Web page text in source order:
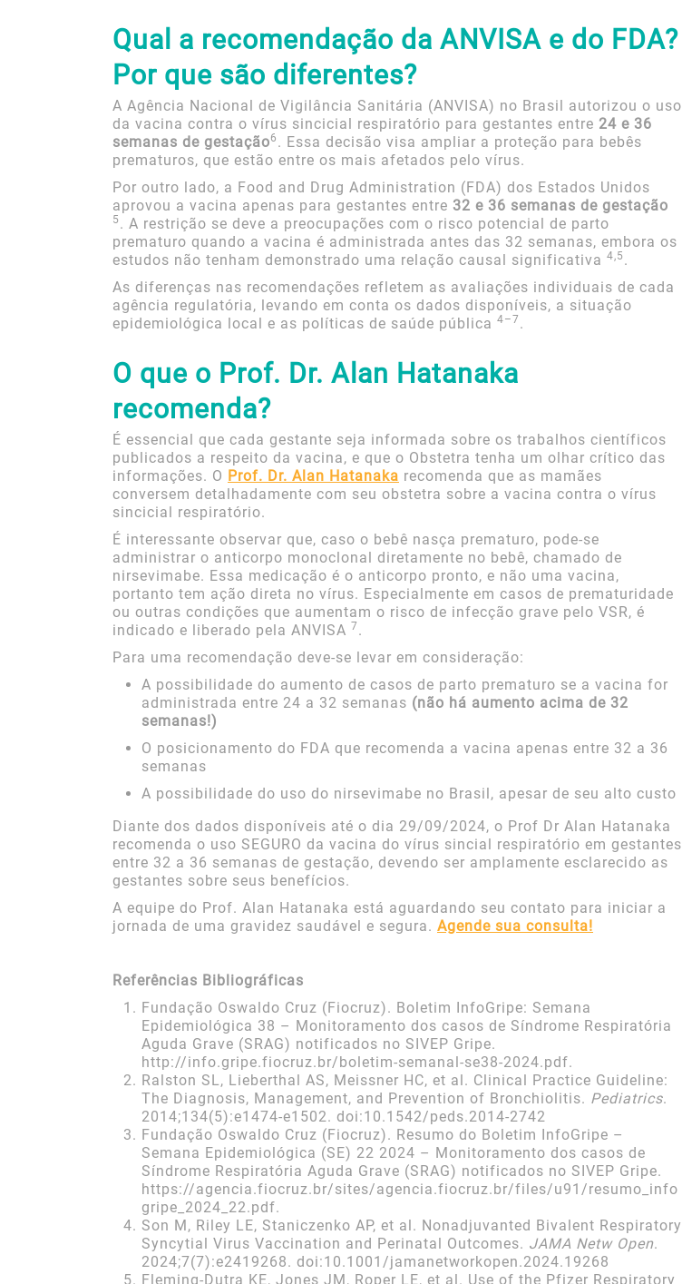
Qual a recomendação da ANVISA e do FDA?
Por que são diferentes?
A Agência Nacional de Vigilância Sanitária (ANVISA) no Brasil autorizou o uso
da vacina contra o vírus sincicial respiratório para gestantes entre 24 e 36
semanas de gestação6 . Essa decisão visa ampliar a proteção para bebês
prematuros, que estão entre os mais afetados pelo vírus.
Por outro lado, a Food and Drug Administration (FDA) dos Estados Unidos
aprovou a vacina apenas para gestantes entre 32 e 36 semanas de gestação
5 . A restrição se deve a preocupações com o risco potencial de parto
prematuro quando a vacina é administrada antes das 32 semanas, embora os
estudos não tenham demonstrado uma relação causal significativa 4,5 .
As diferenças nas recomendações refletem as avaliações individuais de cada
agência regulatória, levando em conta os dados disponíveis, a situação
epidemiológica local e as políticas de saúde pública 4–7 .
O que o Prof. Dr. Alan Hatanaka
recomenda?
É essencial que cada gestante seja informada sobre os trabalhos científicos
publicados a respeito da vacina, e que o Obstetra tenha um olhar crítico das
informações. O Prof. Dr. Alan Hatanaka recomenda que as mamães
conversem detalhadamente com seu obstetra sobre a vacina contra o vírus
sincicial respiratório.
É interessante observar que, caso o bebê nasça prematuro, pode-se
administrar o anticorpo monoclonal diretamente no bebê, chamado de
nirsevimabe. Essa medicação é o anticorpo pronto, e não uma vacina,
portanto tem ação direta no vírus. Especialmente em casos de prematuridade
ou outras condições que aumentam o risco de infecção grave pelo VSR, é
indicado e liberado pela ANVISA 7 .
Para uma recomendação deve-se levar em consideração:
A possibilidade do aumento de casos de parto prematuro se a vacina for
administrada entre 24 a 32 semanas (não há aumento acima de 32
semanas!)
O posicionamento do FDA que recomenda a vacina apenas entre 32 a 36
semanas
A possibilidade do uso do nirsevimabe no Brasil, apesar de seu alto custo
Diante dos dados disponíveis até o dia 29/09/2024, o Prof Dr Alan Hatanaka
recomenda o uso SEGURO da vacina do vírus sincial respiratório em gestantes
entre 32 a 36 semanas de gestação, devendo ser amplamente esclarecido as
gestantes sobre seus benefícios.
A equipe do Prof. Alan Hatanaka está aguardando seu contato para iniciar a
jornada de uma gravidez saudável e segura. Agende sua consulta!
Referências Bibliográficas
Fundação Oswaldo Cruz (Fiocruz). Boletim InfoGripe: Semana
Epidemiológica 38 – Monitoramento dos casos de Síndrome Respiratória
Aguda Grave (SRAG) notificados no SIVEP Gripe.
http://info.gripe.fiocruz.br/boletim-semanal-se38-2024.pdf.
Ralston SL, Lieberthal AS, Meissner HC, et al. Clinical Practice Guideline:
The Diagnosis, Management, and Prevention of Bronchiolitis. Pediatrics.
2014;134(5):e1474-e1502. doi:10.1542/peds.2014-2742
Fundação Oswaldo Cruz (Fiocruz). Resumo do Boletim InfoGripe –
Semana Epidemiológica (SE) 22 2024 – Monitoramento dos casos de
Síndrome Respiratória Aguda Grave (SRAG) notificados no SIVEP Gripe.
https://agencia.fiocruz.br/sites/agencia.fiocruz.br/files/u91/resumo_info
gripe_2024_22.pdf.
Son M, Riley LE, Staniczenko AP, et al. Nonadjuvanted Bivalent Respiratory
Syncytial Virus Vaccination and Perinatal Outcomes. JAMA Netw Open.
2024;7(7):e2419268. doi:10.1001/jamanetworkopen.2024.19268
Fleming-Dutra KE, Jones JM, Roper LE, et al. Use of the Pfizer Respiratory